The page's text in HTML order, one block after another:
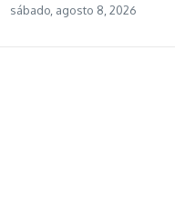
sábado, agosto 8, 2026